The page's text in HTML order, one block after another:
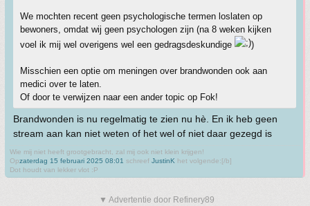
We mochten recent geen psychologische termen loslaten op
bewoners, omdat wij geen psychologen zijn (na 8 weken kijken
voel ik mij wel overigens wel een gedragsdeskundige
)
Misschien een optie om meningen over brandwonden ook aan
medici over te laten.
Of door te verwijzen naar een ander topic op Fok!
Brandwonden is nu regelmatig te zien nu hè. En ik heb geen
stream aan kan niet weten of het wel of niet daar gezegd is
Wie mij niet heeft grootgebracht, zal mij ook niet klein krijgen!
Opzaterdag 15 februari 2025 08:01 schreef JustinK het volgende:[/b]
Dot houdt van lekker vlot :P
▼ Advertentie door Refinery89